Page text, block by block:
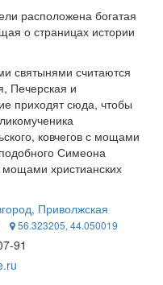
расположена богатая
о страницах истории
святынями считаются
Печерская и
приходят сюда, чтобы
ковчегов с мощами
Симеона
мощами христианских
Приволжская
56.323205, 44.050019
91